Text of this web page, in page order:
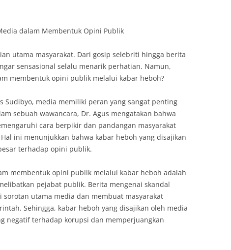
dalam Membentuk Opini Publik
utama masyarakat. Dari gosip selebriti hingga berita
sensasional selalu menarik perhatian. Namun,
membentuk opini publik melalui kabar heboh?
Sudibyo, media memiliki peran yang sangat penting
sebuah wawancara, Dr. Agus mengatakan bahwa
cara berpikir dan pandangan masyarakat
ini menunjukkan bahwa kabar heboh yang disajikan
terhadap opini publik.
membentuk opini publik melalui kabar heboh adalah
pejabat publik. Berita mengenai skandal
utama media dan membuat masyarakat
Sehingga, kabar heboh yang disajikan oleh media
negatif terhadap korupsi dan memperjuangkan